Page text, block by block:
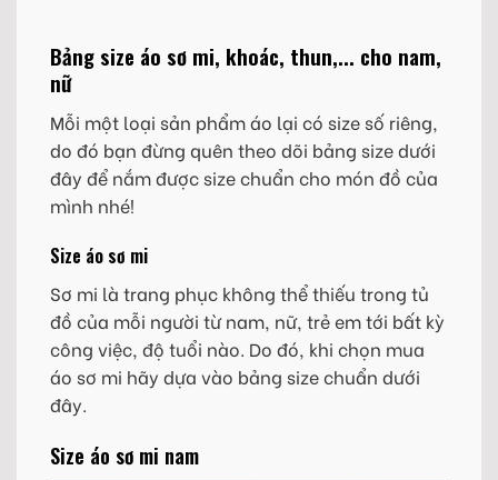
Bảng size áo sơ mi, khoác, thun,... cho nam,
nữ
Mỗi một loại sản phẩm áo lại có size số riêng,
do đó bạn đừng quên theo dõi bảng size dưới
đây để nắm được size chuẩn cho món đồ của
mình nhé!
Size áo sơ mi
Sơ mi là trang phục không thể thiếu trong tủ
đồ của mỗi người từ nam, nữ, trẻ em tới bất kỳ
công việc, độ tuổi nào. Do đó, khi chọn mua
áo sơ mi hãy dựa vào bảng size chuẩn dưới
đây.
Size áo sơ mi nam